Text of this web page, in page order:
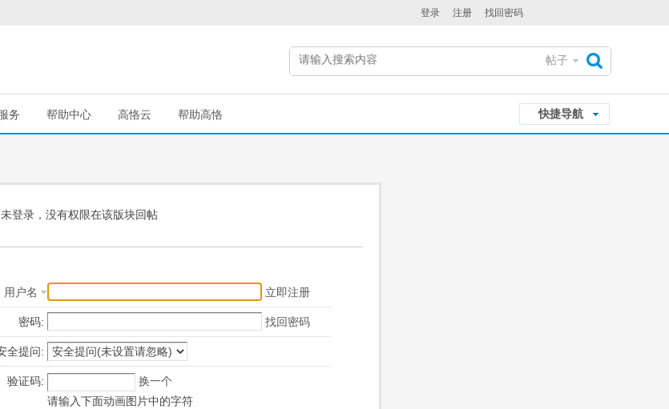
登录 注册 找回密码
帖子
快捷导航
务 帮助中心 高恪云 帮助高恪
登录，没有权限在该版块回帖
用户名 立即注册
密码: 找回密码
全提问:
验证码:
换一个
请输入下面动画图片中的字符